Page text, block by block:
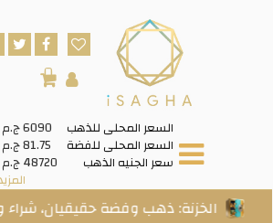
السعر المحلى للذهب 6090 ج.م
السعر المحلى للفضة 81.75 ج.م
سعر الجنيه الذهب 48720 ج.م
0
الخزنة: ذهب وفضة حقيقيان، شراء وبيع